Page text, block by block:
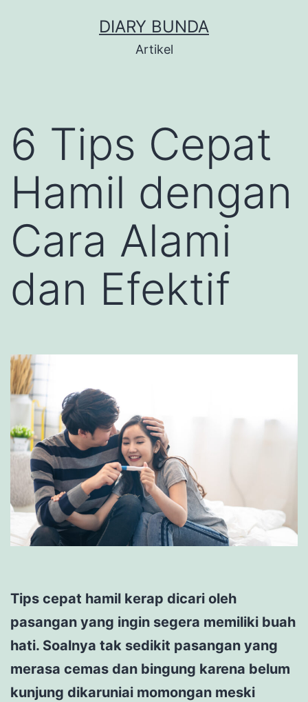
DIARY BUNDA
Artikel
6 Tips Cepat
Hamil dengan
Cara Alami
dan Efektif
Tips cepat hamil kerap dicari oleh
pasangan yang ingin segera memiliki buah
hati. Soalnya tak sedikit pasangan yang
merasa cemas dan bingung karena belum
kunjung dikaruniai momongan meski